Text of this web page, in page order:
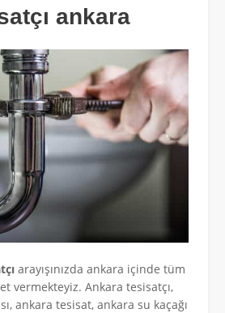
ankara
arayışınızda ankara içinde tüm
vermekteyiz. Ankara tesisatçı,
ankara tesisat, ankara su kaçağı